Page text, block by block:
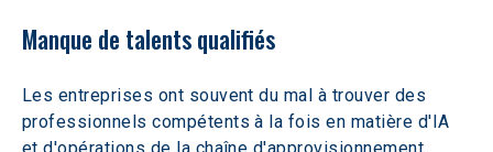
Manque de talents qualifiés
Les entreprises ont souvent du mal à trouver des
professionnels compétents à la fois en matière d'IA